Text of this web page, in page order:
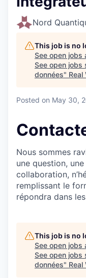
Nord
This job is no
See open jobs
See open jobs
données" Real
Posted on May 30,
Nous sommes
une question,
collaboration,
remplissant le
répondra dans
This job is no
See open jobs
See open jobs
données" Real